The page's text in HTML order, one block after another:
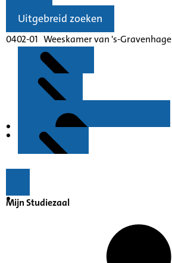
Uitgebreid zoeken
0402-01 Weeskamer van 's-Gravenhage
Kenmerken
Inleiding
Inventaris
Mijn Studiezaal